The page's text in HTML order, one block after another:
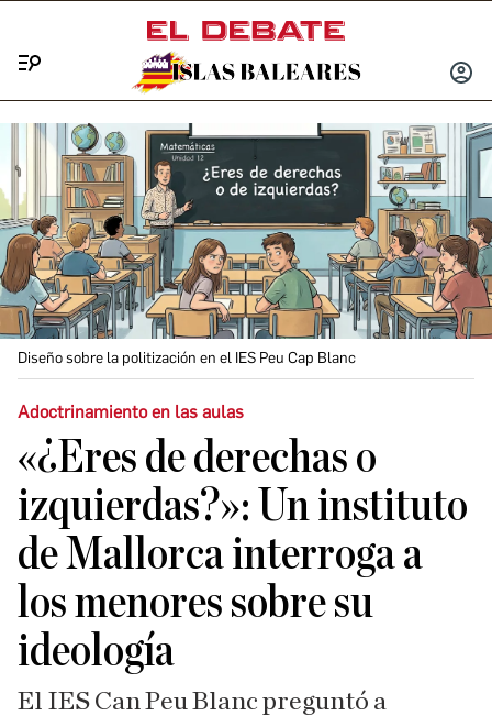
INICIAR
Diseño sobre la politización en el IES Peu Cap Blanc
Adoctrinamiento en las aulas
«¿Eres de derechas o
izquierdas?»: Un instituto
de Mallorca interroga a
los menores sobre su
ideología
El IES Can Peu Blanc preguntó a